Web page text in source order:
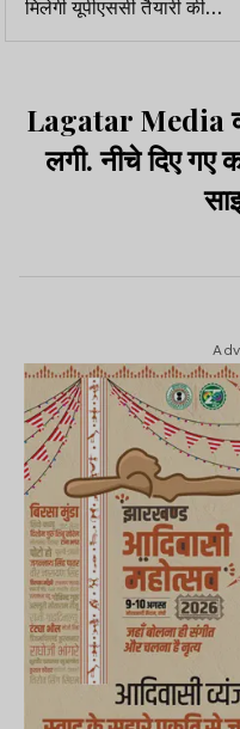
मिलेगी यूपीएससी तैयारी की
सुविधाः धनबाद डीसी
Lagatar Media
लगी. नीचे दिए गए